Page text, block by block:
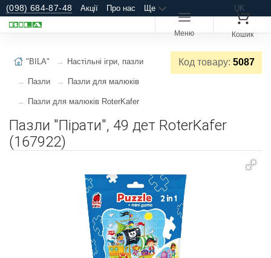
(098) 684-87-48 Акції Про нас Ще UK
Меню Кошик
Код товару: 5087
"BILA" Настільні ігри, пазли
Пазли Пазли для малюків
Пазли для малюків RoterKafer
Пазли "Пірати", 49 дет RoterKafer
(167922)